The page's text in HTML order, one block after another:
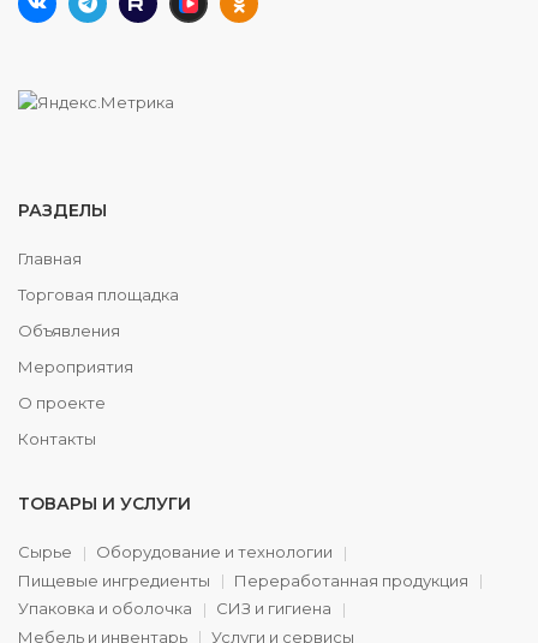
РАЗДЕЛЫ
Главная
Торговая площадка
Объявления
Мероприятия
О проекте
Контакты
ТОВАРЫ И УСЛУГИ
Сырье
Оборудование и технологии
Пищевые ингредиенты
Переработанная продукция
Упаковка и оболочка
СИЗ и гигиена
Мебель и инвентарь
Услуги и сервисы